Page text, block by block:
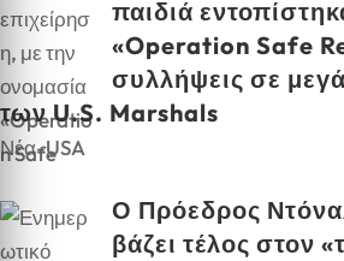
παιδιά
«Operation Safe
συλλήψεις σε
των U.S. Marshals
Νέα-USA
Ο Πρόεδρος
βάζει τέλος στον